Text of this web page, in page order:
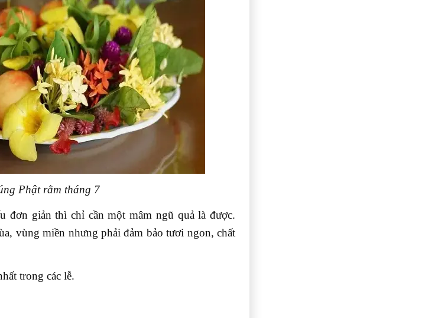
Phật rằm tháng 7
đơn giản thì chỉ cần một mâm ngũ quả là được.
vùng miền nhưng phải đảm bảo tươi ngon, chất
trong các lễ.